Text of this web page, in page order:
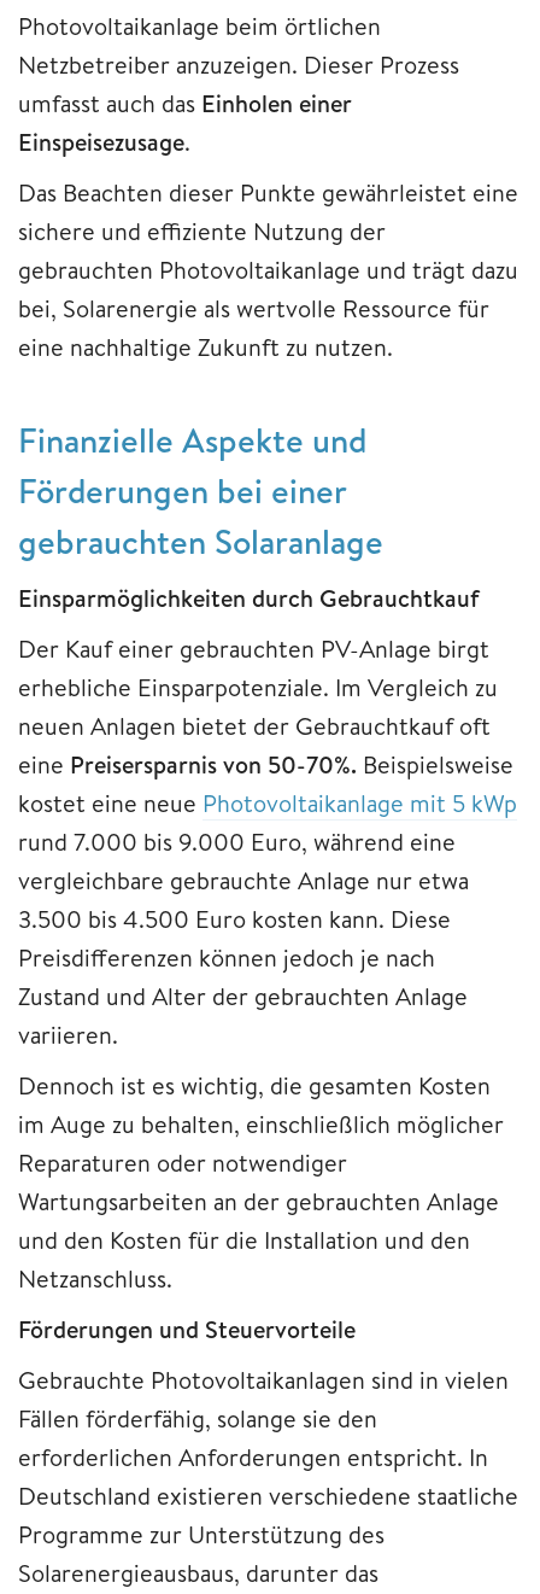
Photovoltaikanlage beim örtlichen
Netzbetreiber anzuzeigen. Dieser Prozess
umfasst auch das Einholen einer
Einspeisezusage.
Das Beachten dieser Punkte gewährleistet eine
sichere und effiziente Nutzung der
gebrauchten Photovoltaikanlage und trägt dazu
bei, Solarenergie als wertvolle Ressource für
eine nachhaltige Zukunft zu nutzen.
Finanzielle Aspekte und
Förderungen bei einer
gebrauchten Solaranlage
Einsparmöglichkeiten durch Gebrauchtkauf
Der Kauf einer gebrauchten PV-Anlage birgt
erhebliche Einsparpotenziale. Im Vergleich zu
neuen Anlagen bietet der Gebrauchtkauf oft
eine Preisersparnis von 50-70%. Beispielsweise
kostet eine neue Photovoltaikanlage mit 5 kWp
rund 7.000 bis 9.000 Euro, während eine
vergleichbare gebrauchte Anlage nur etwa
3.500 bis 4.500 Euro kosten kann. Diese
Preisdifferenzen können jedoch je nach
Zustand und Alter der gebrauchten Anlage
variieren.
Dennoch ist es wichtig, die gesamten Kosten
im Auge zu behalten, einschließlich möglicher
Reparaturen oder notwendiger
Wartungsarbeiten an der gebrauchten Anlage
und den Kosten für die Installation und den
Netzanschluss.
Förderungen und Steuervorteile
Gebrauchte Photovoltaikanlagen sind in vielen
Fällen förderfähig, solange sie den
erforderlichen Anforderungen entspricht. In
Deutschland existieren verschiedene staatliche
Programme zur Unterstützung des
Solarenergieausbaus, darunter das